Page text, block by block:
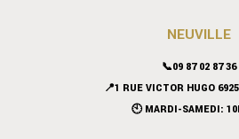
NEUVILLE
📞09 87 02 87 36
📍1 RUE VICTOR HUGO
🕙 MARDI-SAMEDI: